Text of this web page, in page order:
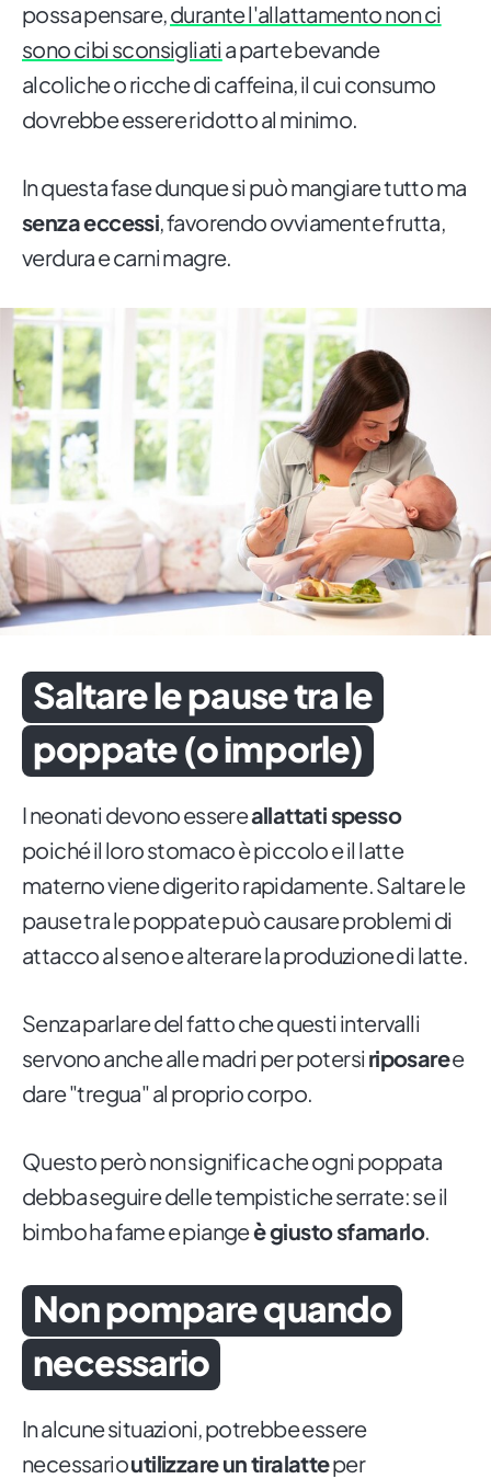
possa pensare,durante l'allattamento non ci
sono cibi sconsigliati a parte bevande
alcoliche o ricche di caffeina, il cui consumo
dovrebbe essere ridotto al minimo.
In questa fase dunque si può mangiare tutto ma
senza eccessi, favorendo ovviamente frutta,
verdura e carni magre.
Saltare le pause tra le
poppate (o imporle)
I neonati devono essereallattati spesso
poiché il loro stomaco è piccolo e il latte
materno viene digerito rapidamente. Saltare le
pause tra le poppate può causare problemi di
attacco al seno e alterare la produzione di latte.
Senza parlare del fatto che questi intervalli
servono anche alle madri per potersi riposaree
dare "tregua" al proprio corpo.
Questo però non significa che ogni poppata
debba seguire delle tempistiche serrate: se il
bimbo ha fame e piangeè giusto sfamarlo.
Non pompare quando
necessario
In alcune situazioni, potrebbe essere
necessarioutilizzare un tiralatteper